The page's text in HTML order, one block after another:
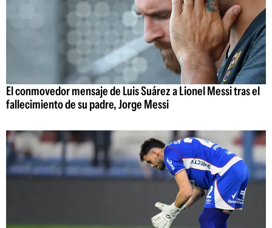
El conmovedor mensaje de Luis Suárez a Lionel Messi tras el
fallecimiento de su padre, Jorge Messi